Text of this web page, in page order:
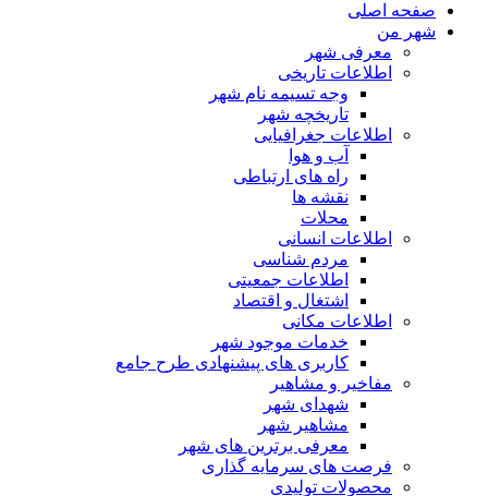
صفحه اصلی
شهر من
معرفی شهر
اطلاعات تاریخی
وجه تسیمه نام شهر
تاریخچه شهر
اطلاعات جغرافیایی
آب و هوا
راه های ارتباطی
نقشه ها
محلات
اطلاعات انسانی
مردم شناسی
اطلاعات جمعیتی
اشتغال و اقتصاد
اطلاعات مکانی
خدمات موجود شهر
کاربری های پیشنهادی طرح جامع
مفاخیر و مشاهیر
شهدای شهر
مشاهیر شهر
معرفی برترین های شهر
فرصت های سرمایه گذاری
محصولات تولیدی